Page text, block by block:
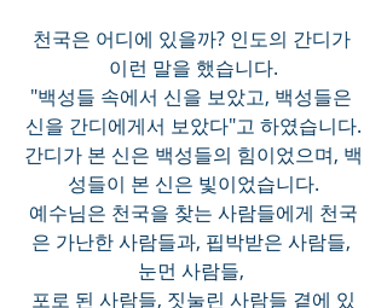
천국은 어디에 있을까? 인도의 간디가
이런 말을 했습니다.
"백성들 속에서 신을 보았고, 백성들은
신을 간디에게서 보았다"고 하였습니다.
간디가 본 신은 백성들의 힘이었으며, 백
성들이 본 신은 빛이었습니다.
예수님은 천국을 찾는 사람들에게 천국
은 가난한 사람들과, 핍박받은 사람들,
눈먼 사람들,
포로 된 사람들, 짓눌린 사람들 곁에 있